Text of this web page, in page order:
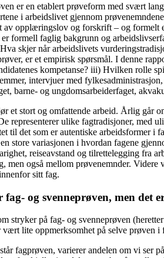
er en etablert prøveform med svært
i arbeidslivet gjennom
opplæringslov og forskrift – og formelt
formell faglig bakgrunn og
skjer når arbeidslivets
er et empirisk spørsmål. I denne
kompetanse? iii) Hvilken rolle
intervjuer med
barne- og ungdomsarbeiderfaget,
et stort og omfattende arbeid. Årlig går
representerer ulike fagtradisjoner, med
til det som er autentiske arbeidsformer i
store variasjonen i hvordan fagene
reiseavstand og tilrettelegging fra
men også mellom prøvenemnder.
sitt fag.
fag- og svenneprøven, men det
stryker på fag- og svenneprøven
vært lite oppmerksomhet på selve prøven
fagprøven, varierer andelen om vi ser